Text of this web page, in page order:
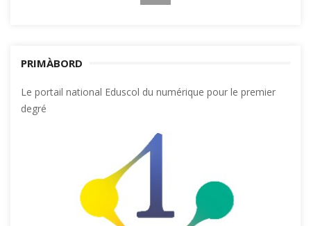
PRIMÀBORD
Le portail national Eduscol du numérique pour le premier
degré